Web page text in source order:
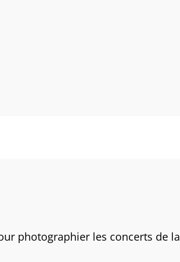
photographier les concerts de la